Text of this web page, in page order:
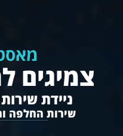
צמיגים
ניידת
שירות החלפה